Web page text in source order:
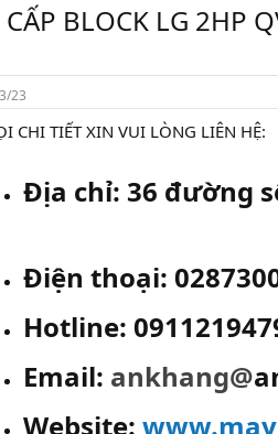
BLOCK LG 2HP
23
CHI TIẾT XIN VUI LÒNG LIÊN HỆ:
Địa chỉ: 36 đường
Điện thoại:
Hotline:
Email: ankhang@
Website: